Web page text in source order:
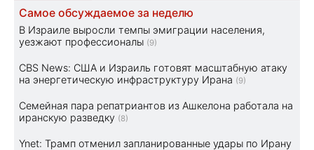
Самое обсуждаемое за неделю
В Израиле выросли темпы эмиграции населения,
уезжают профессионалы (9)
CBS News: США и Израиль готовят масштабную атаку
на энергетическую инфраструктуру Ирана (9)
Семейная пара репатриантов из Ашкелона работала на
иранскую разведку (8)
Ynet: Трамп отменил запланированные удары по Ирану